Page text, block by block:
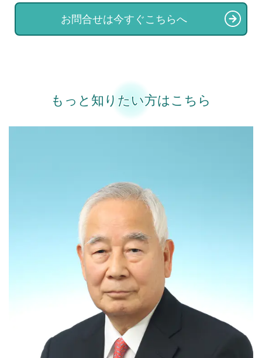
お問合せは今すぐこちらへ
もっと知りたい方はこちら